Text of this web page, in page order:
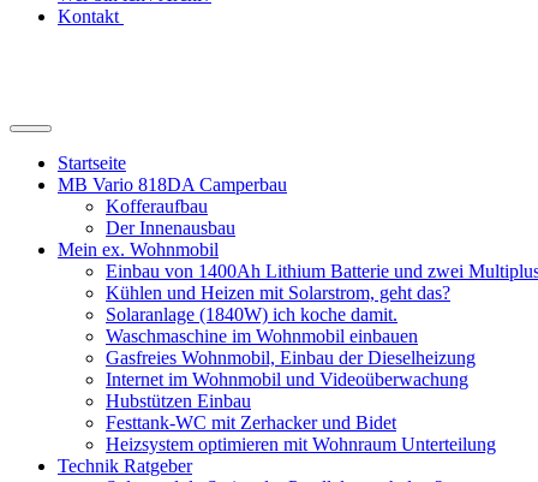
Kontakt
Suchfeld
ein-/ausblenden
Startseite
MB Vario 818DA Camperbau
Kofferaufbau
Der Innenausbau
Mein ex. Wohnmobil
Einbau von 1400Ah Lithium Batterie und zwei
Kühlen und Heizen mit Solarstrom, geht das?
Solaranlage (1840W) ich koche damit.
Waschmaschine im Wohnmobil einbauen
Gasfreies Wohnmobil, Einbau der Dieselheizung
Internet im Wohnmobil und Videoüberwachung
Hubstützen Einbau
Festtank-WC mit Zerhacker und Bidet
Heizsystem optimieren mit Wohnraum Unterteilung
Technik Ratgeber